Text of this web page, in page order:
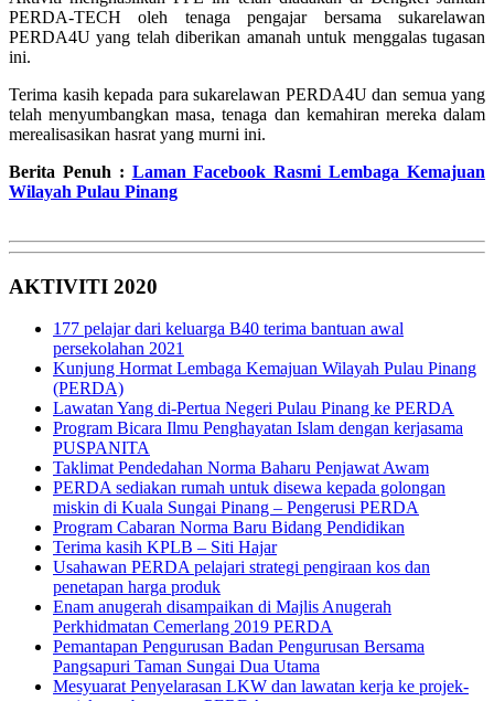
PERDA-TECH oleh tenaga pengajar bersama sukarelawan
PERDA4U yang telah diberikan amanah untuk menggalas tugasan
ini.
Terima kasih kepada para sukarelawan PERDA4U dan semua yang
telah menyumbangkan masa, tenaga dan kemahiran mereka dalam
merealisasikan hasrat yang murni ini.
Berita Penuh : Laman Facebook Rasmi Lembaga Kemajuan
Wilayah Pulau Pinang
AKTIVITI 2020
177 pelajar dari keluarga B40 terima bantuan awal
persekolahan 2021
Kunjung Hormat Lembaga Kemajuan Wilayah Pulau Pinang
(PERDA)
Lawatan Yang di-Pertua Negeri Pulau Pinang ke PERDA
Program Bicara Ilmu Penghayatan Islam dengan kerjasama
PUSPANITA
Taklimat Pendedahan Norma Baharu Penjawat Awam
PERDA sediakan rumah untuk disewa kepada golongan
miskin di Kuala Sungai Pinang – Pengerusi PERDA
Program Cabaran Norma Baru Bidang Pendidikan
Terima kasih KPLB – Siti Hajar
Usahawan PERDA pelajari strategi pengiraan kos dan
penetapan harga produk
Enam anugerah disampaikan di Majlis Anugerah
Perkhidmatan Cemerlang 2019 PERDA
Pemantapan Pengurusan Badan Pengurusan Bersama
Pangsapuri Taman Sungai Dua Utama
Mesyuarat Penyelarasan LKW dan lawatan kerja ke projek-